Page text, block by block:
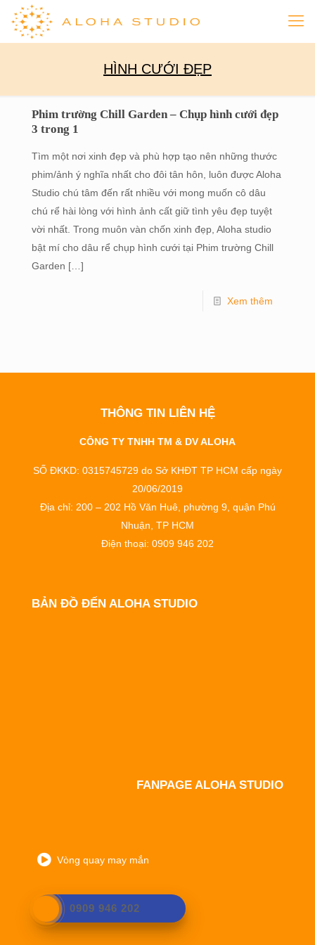
HÌNH CƯỚI ĐẸP
Phim trường Chill Garden – Chụp hình cưới đẹp
3 trong 1
Tìm một nơi xinh đẹp và phù hợp tạo nên những thước
phim/ảnh ý nghĩa nhất cho đôi tân hôn, luôn được Aloha
Studio chú tâm đến rất nhiều với mong muốn cô dâu
chú rể hài lòng với hình ảnh cất giữ tình yêu đẹp tuyệt
vời nhất. Trong muôn vàn chốn xinh đẹp, Aloha studio
bật mí cho dâu rể chụp hình cưới tại Phim trường Chill
Garden […]
Xem thêm
THÔNG TIN LIÊN HỆ
CÔNG TY TNHH TM & DV ALOHA
SỐ ĐKKD: 0315745729 do Sở KHĐT TP HCM cấp ngày
20/06/2019
Địa chỉ: 200 – 202 Hồ Văn Huê, phường 9, quận Phú
Nhuận, TP HCM
Điện thoại: 0909 946 202
BẢN ĐỒ ĐẾN ALOHA STUDIO
FANPAGE ALOHA STUDIO
Vòng quay may mắn
0909 946 202